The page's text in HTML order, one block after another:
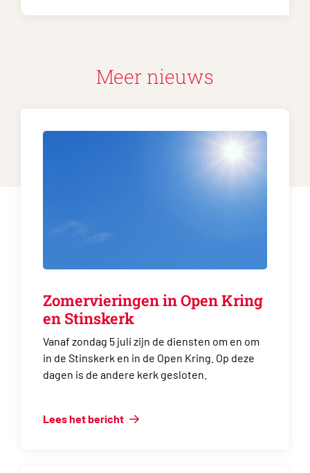
Meer nieuws
Zomervieringen in Open Kring
en Stinskerk
Vanaf zondag 5 juli zijn de diensten om en om
in de Stinskerk en in de Open Kring. Op deze
dagen is de andere kerk gesloten.
Lees het bericht